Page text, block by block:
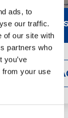
ads, to
our traffic.
of our site with
partners who
you’ve
from your use
PM 48.5